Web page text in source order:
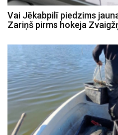
Vai Jēkabpilī piedzims
Zariņš pirms hokeja